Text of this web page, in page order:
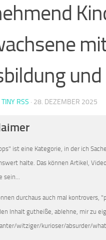
RSS · 28. DEZEMBER 2025
ist eine Kategorie, in der ich
halte. Das können Artikel,
sein...
durchaus auch mal kontrovers,
Inhalt gutheiße, ablehne, mir zu
witziger/kurioser/absurder/